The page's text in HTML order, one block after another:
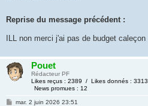
Reprise du message précédent :
ILL non merci j'ai pas de budget caleçon
Pouet
Rédacteur PF
Likes reçus : 2389 / Likes donnés : 3313
News promues : 12
mar. 2 juin 2026 23:51